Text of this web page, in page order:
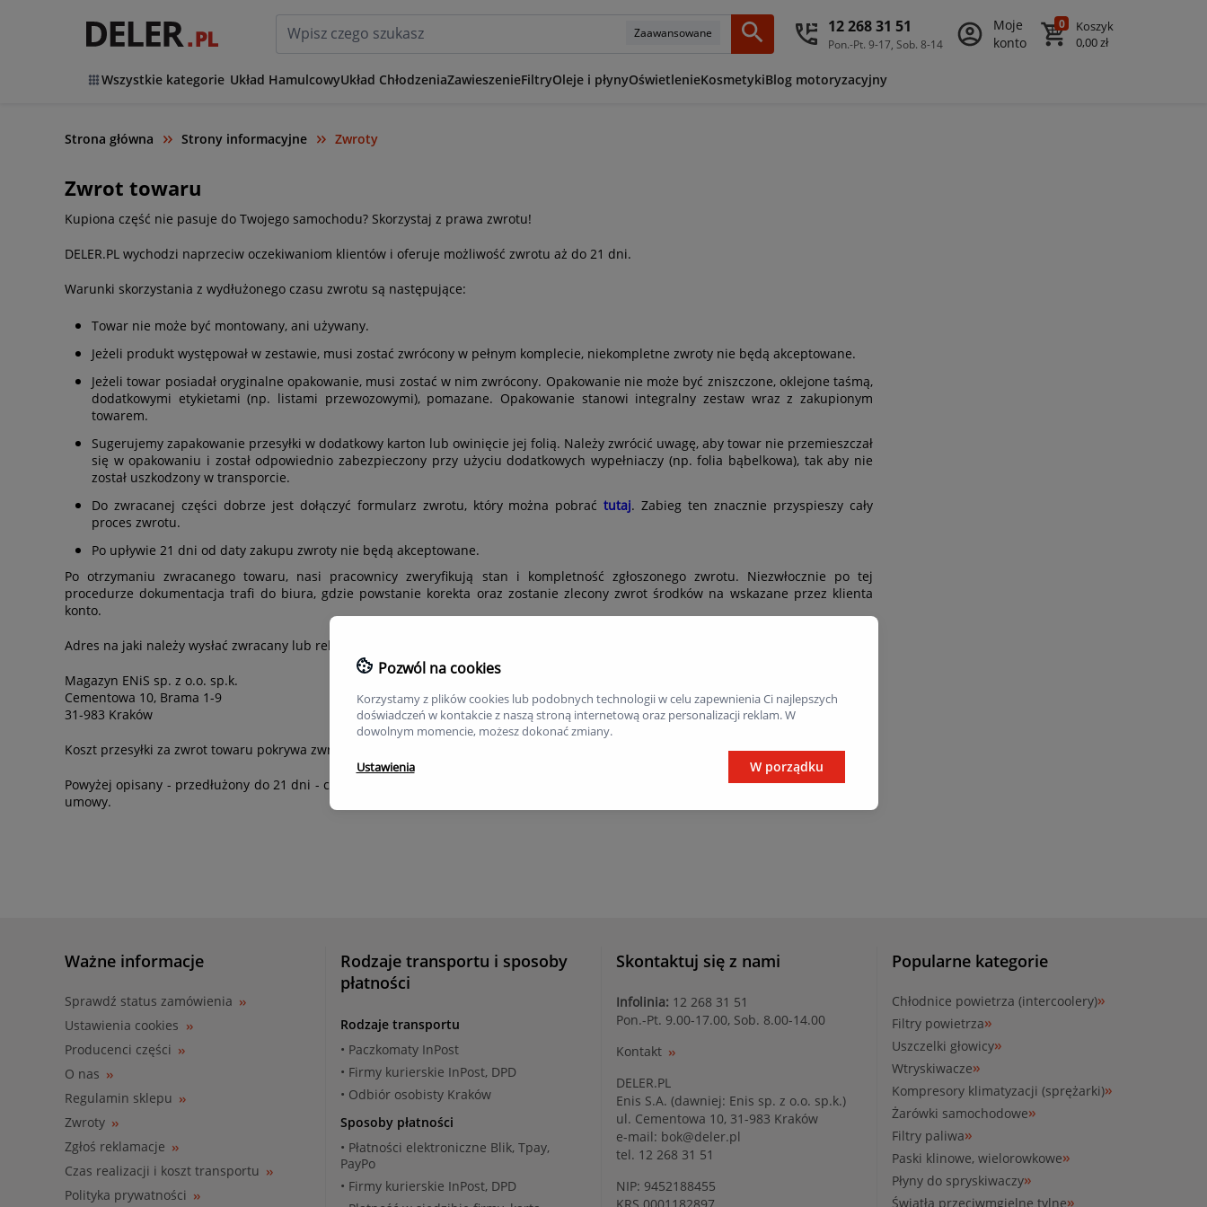
Zaawansowane 12 268 31 51
Pon.-Pt. 9-17, Sob. 8-14
Moje
konto
0
Koszyk
0,00 zł
Wszystkie kategorie Układ HamulcowyUkład ChłodzeniaZawieszenieFiltryOleje i płynyOświetlenieKosmetykiBlog motoryzacyjny
Strona główna Strony informacyjne Zwroty
Zwrot towaru
Kupiona część nie pasuje do Twojego samochodu? Skorzystaj z prawa zwrotu!
DELER.PL wychodzi naprzeciw oczekiwaniom klientów i oferuje możliwość zwrotu aż do 21 dni.
Warunki skorzystania z wydłużonego czasu zwrotu są następujące:
Towar nie może być montowany, ani używany.
Jeżeli produkt występował w zestawie, musi zostać zwrócony w pełnym komplecie, niekompletne zwroty nie będą akceptowane.
Jeżeli towar posiadał oryginalne opakowanie, musi zostać w nim zwrócony. Opakowanie nie może być zniszczone, oklejone taśmą,
dodatkowymi etykietami (np. listami przewozowymi), pomazane. Opakowanie stanowi integralny zestaw wraz z zakupionym
towarem.
Sugerujemy zapakowanie przesyłki w dodatkowy karton lub owinięcie jej folią. Należy zwrócić uwagę, aby towar nie przemieszczał
się w opakowaniu i został odpowiednio zabezpieczony przy użyciu dodatkowych wypełniaczy (np. folia bąbelkowa), tak aby nie
został uszkodzony w transporcie.
Do zwracanej części dobrze jest dołączyć formularz zwrotu, który można pobraćtutaj. Zabieg ten znacznie przyspieszy cały
proces zwrotu.
Po upływie 21 dni od daty zakupu zwroty nie będą akceptowane.
Po otrzymaniu zwracanego towaru, nasi pracownicy zweryﬁkują stan i kompletność zgłoszonego zwrotu. Niezwłocznie po tej
procedurze dokumentacja traﬁ do biura, gdzie powstanie korekta oraz zostanie zlecony zwrot środków na wskazane przez klienta
konto.
Adres na jaki należy wysłać zwracany lub reklamowany towar:
Magazyn ENiS sp. z o.o. sp.k.
Cementowa 10, Brama 1-9
31-983 Kraków
Koszt przesyłki za zwrot towaru pokrywa zwracający.
Powyżej opisany - przedłużony do 21 dni - czas zwrotu nie wyłącza i nie ogranicza ustawowego prawa konsumenta do dostąpienia od
umowy.
Ważne informacje
Sprawdź status zamówienia
Ustawienia cookies
Producenci części
O nas
Regulamin sklepu
Zwroty
Zgłoś reklamacje
Czas realizacji i koszt transportu
Polityka prywatności
Rodzaje transportu i sposoby
płatności
Rodzaje transportu
• Paczkomaty InPost
• Firmy kurierskie InPost, DPD
• Odbiór osobisty Kraków
Sposoby płatności
• Płatności elektroniczne Blik, Tpay,
PayPo
• Firmy kurierskie InPost, DPD
Skontaktuj się z nami
Infolinia: 12 268 31 51
Pon.-Pt. 9.00-17.00, Sob. 8.00-14.00
Kontakt
DELER.PL
Enis S.A. (dawniej: Enis sp. z o.o. sp.k.)
ul. Cementowa 10, 31-983 Kraków
e-mail: bok@deler.pl
tel. 12 268 31 51
NIP: 9452188455
Popularne kategorie
Chłodnice powietrza (intercoolery)
Filtry powietrza
Uszczelki głowicy
Wtryskiwacze
Kompresory klimatyzacji (sprężarki)
Żarówki samochodowe
Filtry paliwa
Paski klinowe, wielorowkowe
Płyny do spryskiwaczy
Światła przeciwmgielne tylne
Pozwól na cookies
Korzystamy z plików cookies lub podobnych technologii w celu zapewnienia Ci najlepszych
doświadczeń w kontakcie z naszą stroną internetową oraz personalizacji reklam. W
dowolnym momencie, możesz dokonać zmiany.
Ustawienia W porządku